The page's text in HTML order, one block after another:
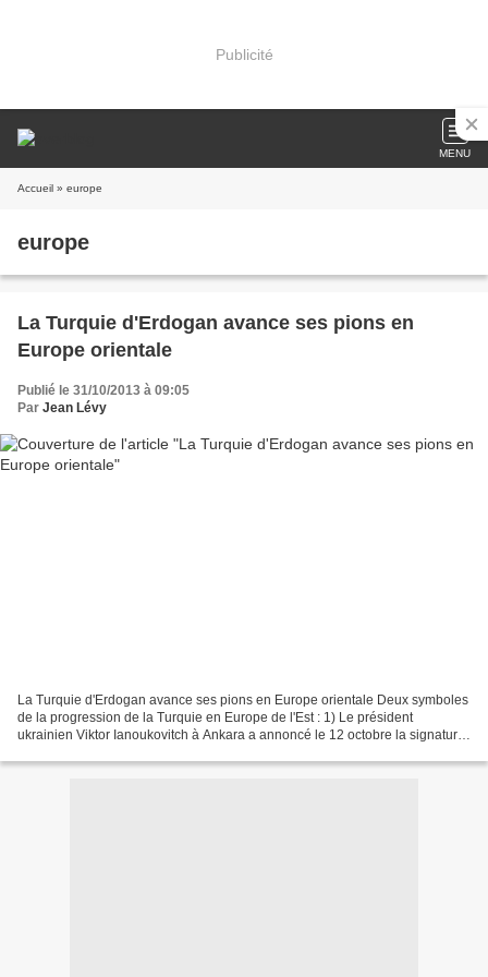
Publicité
MENU
Accueil » europe
europe
La Turquie d'Erdogan avance ses pions en
Europe orientale
Publié le 31/10/2013 à 09:05
Par Jean Lévy
La Turquie d'Erdogan avance ses pions en Europe orientale Deux symboles
de la progression de la Turquie en Europe de l'Est : 1) Le président
ukrainien Viktor Ianoukovitch à Ankara a annoncé le 12 octobre la signature